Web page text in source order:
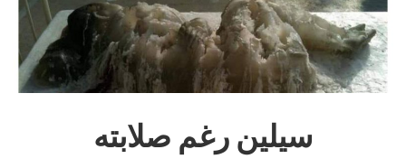
سيلين رغم صلابته